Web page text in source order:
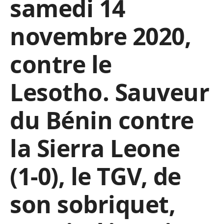
samedi 14
novembre 2020,
contre le
Lesotho. Sauveur
du Bénin contre
la Sierra Leone
(1-0), le TGV, de
son sobriquet,